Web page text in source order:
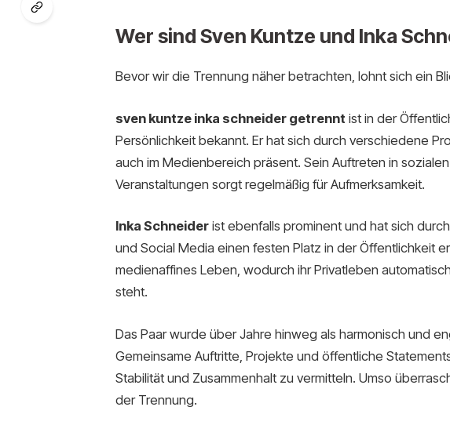
Wer sind Sven Kuntze und Inka
Bevor wir die Trennung näher betrachten, lohnt sich ein
sven kuntze inka schneider getrennt ist in der
Persönlichkeit bekannt. Er hat sich durch verschiedene
auch im Medienbereich präsent. Sein Auftreten in
Veranstaltungen sorgt regelmäßig für Aufmerksamkeit.
Inka Schneiderist ebenfalls prominent und hat sich
und Social Media einen festen Platz in der Öffentlichkeit
medienaffines Leben, wodurch ihr Privatleben
steht.
Das Paar wurde über Jahre hinweg als harmonisch und
Gemeinsame Auftritte, Projekte und öffentliche
Stabilität und Zusammenhalt zu vermitteln. Umso
der Trennung.